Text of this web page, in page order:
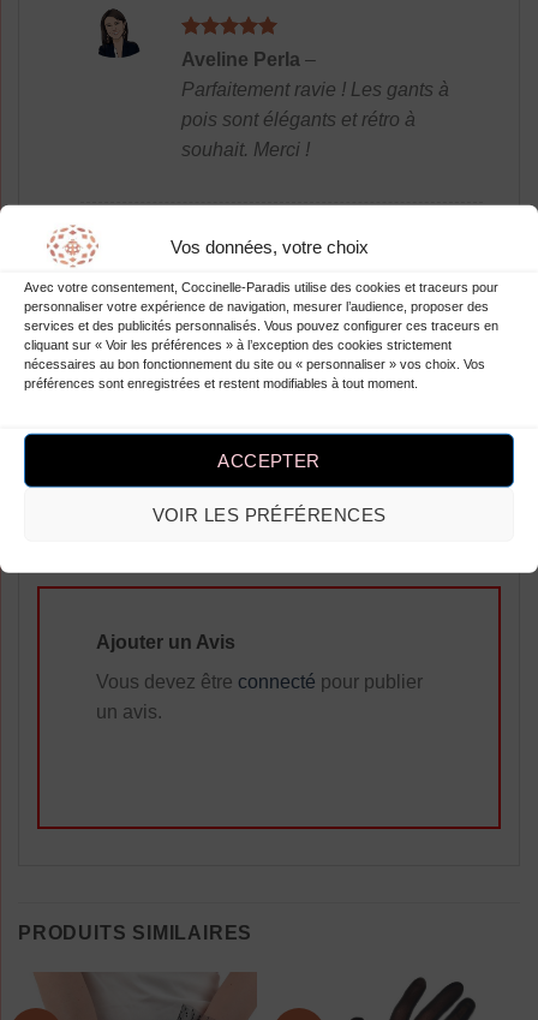
Vos données, votre choix
Avec votre consentement, Coccinelle-Paradis utilise des cookies et traceurs pour
personnaliser votre expérience de navigation, mesurer l’audience, proposer des
services et des publicités personnalisés. Vous pouvez configurer ces traceurs en
cliquant sur « Voir les préférences » à l’exception des cookies strictement
nécessaires au bon fonctionnement du site ou « personnaliser » vos choix. Vos
préférences sont enregistrées et restent modifiables à tout moment.
ACCEPTER
VOIR LES PRÉFÉRENCES
Note5sur
Aveline Perla –
Parfaitement ravie ! Les gants à
pois sont élégants et rétro à
souhait. Merci !
sur 5
Les gants à pois élégants avec
volants rétro pour femme sont
vraiment magnifiques et
entièrement satisfaite de mon
achat sur robesapois.fr.
Ajouter un Avis
Vous devez être connecté pour publier
un avis.
PRODUITS SIMILAIRES